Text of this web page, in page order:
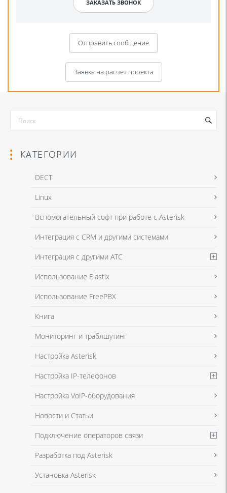
Отправить сообщение
Я даю согласие на обработку моих персональных данных для связи
в соответствии с Политикой в отношении обработки персональных
Заявка на расчет проекта
Я даю согласие на обработку моих персональных данных для связи
в соответствии с Политикой в отношении обработки персональных
КАТЕГОРИИ
DECT
Linux
Вспомогательный софт при работе с Asterisk
Интеграция с CRM и другими системами
Интеграция с другими АТС
Использование Elastix
Использование FreePBX
Книга
Мониторинг и траблшутинг
Настройка Asterisk
Настройка IP-телефонов
Настройка VoIP-оборудования
Новости и Статьи
Подключение операторов связи
Разработка под Asterisk
Установка Asterisk